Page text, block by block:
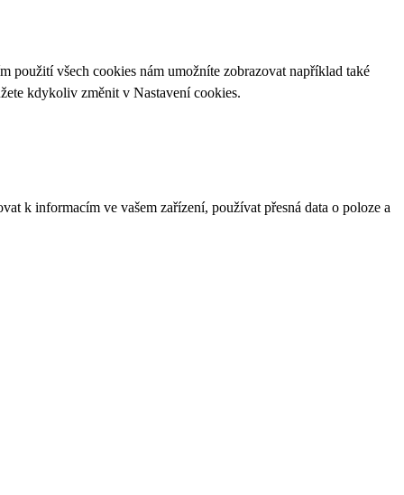
použití všech cookies nám umožníte zobrazovat například také
kdykoliv změnit v Nastavení cookies.
k informacím ve vašem zařízení, používat přesná data o poloze a